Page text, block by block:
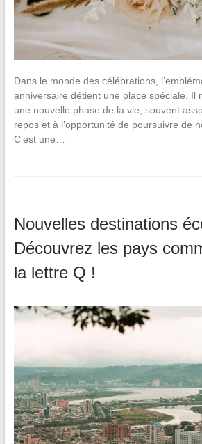
Dans le monde des célébrations,
anniversaire détient une place spéciale. Il
une nouvelle phase de la vie, souvent
repos et à l’opportunité de poursuivre de
C’est une…
Nouvelles destinations
Découvrez les pays
la lettre Q !